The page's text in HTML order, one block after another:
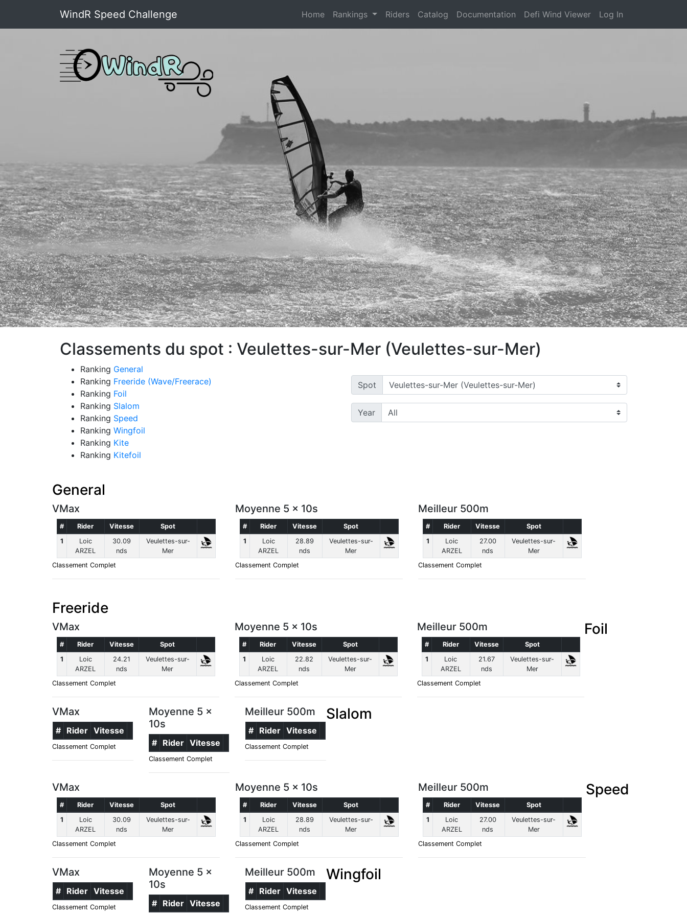
WindR Speed Challenge Home(current)
Rankings Riders Catalog Documentation Defi Wind Viewer Log In
Classements du spot : Veulettes-sur-Mer (Veulettes-sur-Mer)
Ranking General
Ranking Freeride (Wave/Freerace)
Ranking Foil
Ranking Slalom
Ranking Speed
Ranking Wingfoil
Ranking Kite
Ranking Kitefoil
Spot
Year
General
VMax
# Rider Vitesse
Spot
1
Loic
ARZEL
30.09
nds
Veulettes-sur-
Mer
Classement Complet
Moyenne 5 x 10s
# Rider Vitesse
Spot
1
Loic
ARZEL
28.89
nds
Veulettes-sur-
Mer
Classement Complet
Meilleur 500m
# Rider Vitesse
Spot
1
Loic
ARZEL
27.00
nds
Veulettes-sur-
Mer
Classement Complet
Freeride
VMax
# Rider Vitesse
Spot
1
Loic
ARZEL
24.21
nds
Veulettes-sur-
Mer
Classement Complet
Moyenne 5 x 10s
# Rider Vitesse
Spot
1
Loic
ARZEL
22.82
nds
Veulettes-sur-
Mer
Classement Complet
Meilleur 500m
# Rider Vitesse
Spot
1
Loic
ARZEL
21.67
nds
Veulettes-sur-
Mer
Classement Complet
Foil
VMax
# Rider Vitesse
Classement Complet
Moyenne 5 x
10s
# Rider Vitesse
Classement Complet
Meilleur 500m
# Rider Vitesse
Classement Complet
Slalom
VMax
# Rider Vitesse
Spot
1
Loic
ARZEL
30.09
nds
Veulettes-sur-
Mer
Classement Complet
Moyenne 5 x 10s
# Rider Vitesse
Spot
1
Loic
ARZEL
28.89
nds
Veulettes-sur-
Mer
Classement Complet
Meilleur 500m
# Rider Vitesse
Spot
1
Loic
ARZEL
27.00
nds
Veulettes-sur-
Mer
Classement Complet
Speed
VMax
# Rider Vitesse
Classement Complet
Moyenne 5 x
10s
# Rider Vitesse
Meilleur 500m
# Rider Vitesse
Classement Complet
Wingfoil